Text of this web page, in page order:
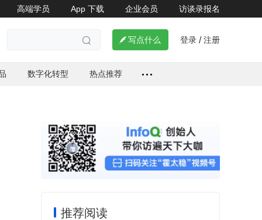
高端学员 App 下载 企业会员 访谈录报名
  写点什么 登录 / 注册
数字化转型 热点推荐
推荐阅读